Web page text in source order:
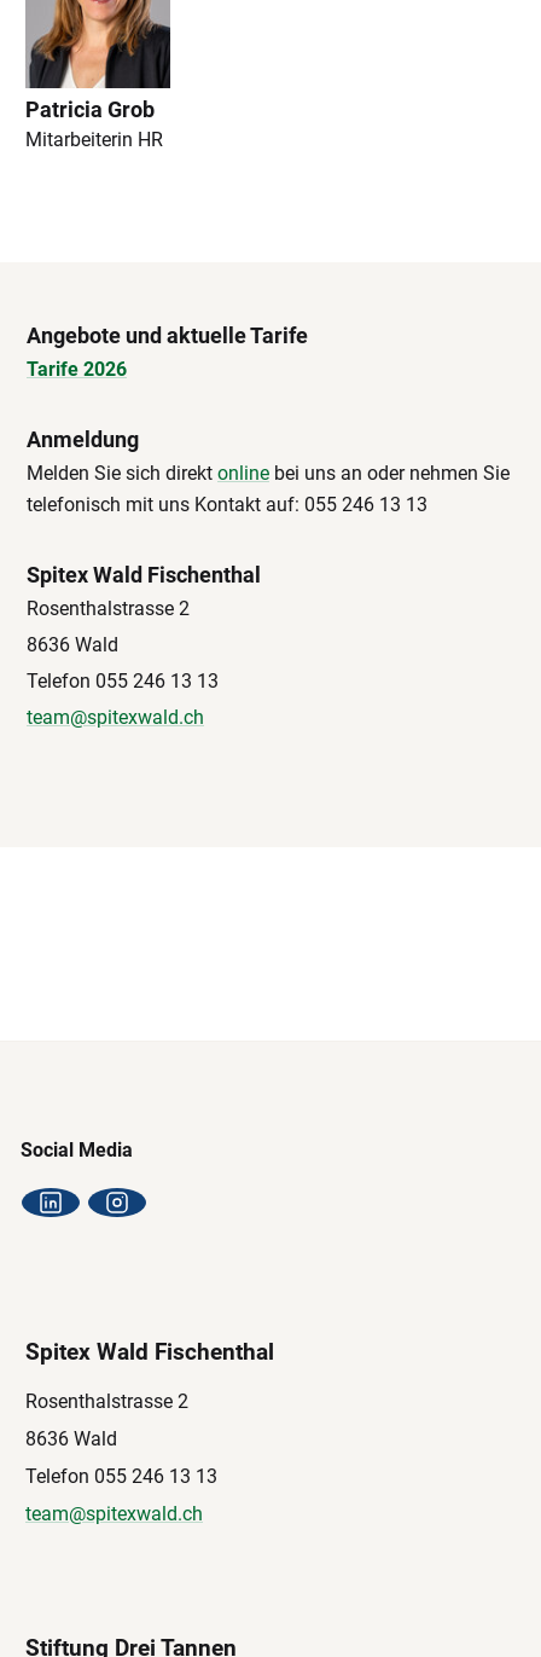
Patricia Grob
Mitarbeiterin HR
Angebote und aktuelle Tarife
Tarife 2026
Anmeldung
Melden Sie sich direkt online bei uns an oder nehmen Sie
telefonisch mit uns Kontakt auf: 055 246 13 13
Spitex Wald Fischenthal
Rosenthalstrasse 2
8636 Wald
Telefon 055 246 13 13
team@spitexwald.ch
Social Media
Spitex Wald Fischenthal
Rosenthalstrasse 2
8636 Wald
Telefon 055 246 13 13
team@spitexwald.ch
Stiftung Drei Tannen